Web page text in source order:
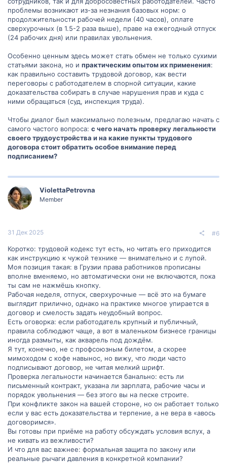
Профсоюзы и их роль в Грузии :
Активность и функции профсоюзов.
Как вступить и какие преимущества.
Обучение и курсы по правам работников:
Семинары, тренинги, вебинары.
Отзывы и истории:
Истории успеха в защите своих прав.
Отзывы о работодателях и их отношении к
работникам.
Актуальные новости и изменения в законодательстве
Последние изменения и нововведения в трудовом
кодексе.
FAQ (часто задаваемые вопросы):
Ответы на самые популярные вопросы о трудовых
правах в Грузии.
Внедрение таких тем и подразделов поможет сделать раздел
образовательным и информативным для всех, кто хочет знать
проблемы возникают из-за незнания базовых норм: о
продолжительности рабочей недели (40 часов), оплате
сверхурочных (в 1.5-2 раза выше), праве на ежегодный отпуск
(24 рабочих дня) или правилах увольнения.
Особенно ценным здесь может стать обмен не только сухими
статьями закона, но и практическим опытом их применения:
как правильно составить трудовой договор, как вести
переговоры с работодателем в спорной ситуации, какие
доказательства собирать в случае нарушения прав и куда с
ними обращаться (суд, инспекция труда).
Чтобы диалог был максимально полезным, предлагаю начать с
самого частого вопроса: с чего начать проверку легальности
своего трудоустройства и на какие пункты трудового
договора стоит обратить особое внимание перед
подписанием?
ViolettaPetrovna
Member
31 Дек 2025 #6
Коротко: трудовой кодекс тут есть, но читать его приходится
как инструкцию к чужой технике — внимательно и с лупой.
Моя позиция такая: в Грузии права работников прописаны
вполне вменяемо, но автоматически они не включаются, пока
ты сам не нажмёшь кнопку.
Рабочая неделя, отпуск, сверхурочные — всё это на бумаге
выглядит прилично, однако на практике многое упирается в
договор и смелость задать неудобный вопрос.
Есть оговорка: если работодатель крупный и публичный,
правила соблюдают чаще, а вот в маленьком бизнесе границы
иногда размыты, как акварель под дождём.
Я тут, конечно, не с профсоюзным билетом, а скорее
мимоходом с кофе навынос, но вижу, что люди часто
подписывают договор, не читая мелкий шрифт.
Проверка легальности начинается банально: есть ли
письменный контракт, указана ли зарплата, рабочие часы и
порядок увольнения — без этого вы на песке строите.
При конфликте закон на вашей стороне, но он работает только
если у вас есть доказательства и терпение, а не вера в «авось
договоримся».
Вы готовы при приёме на работу обсуждать условия вслух, а
не кивать из вежливости?
И что для вас важнее: формальная защита по закону или
реальные рычаги давления в конкретной компании?